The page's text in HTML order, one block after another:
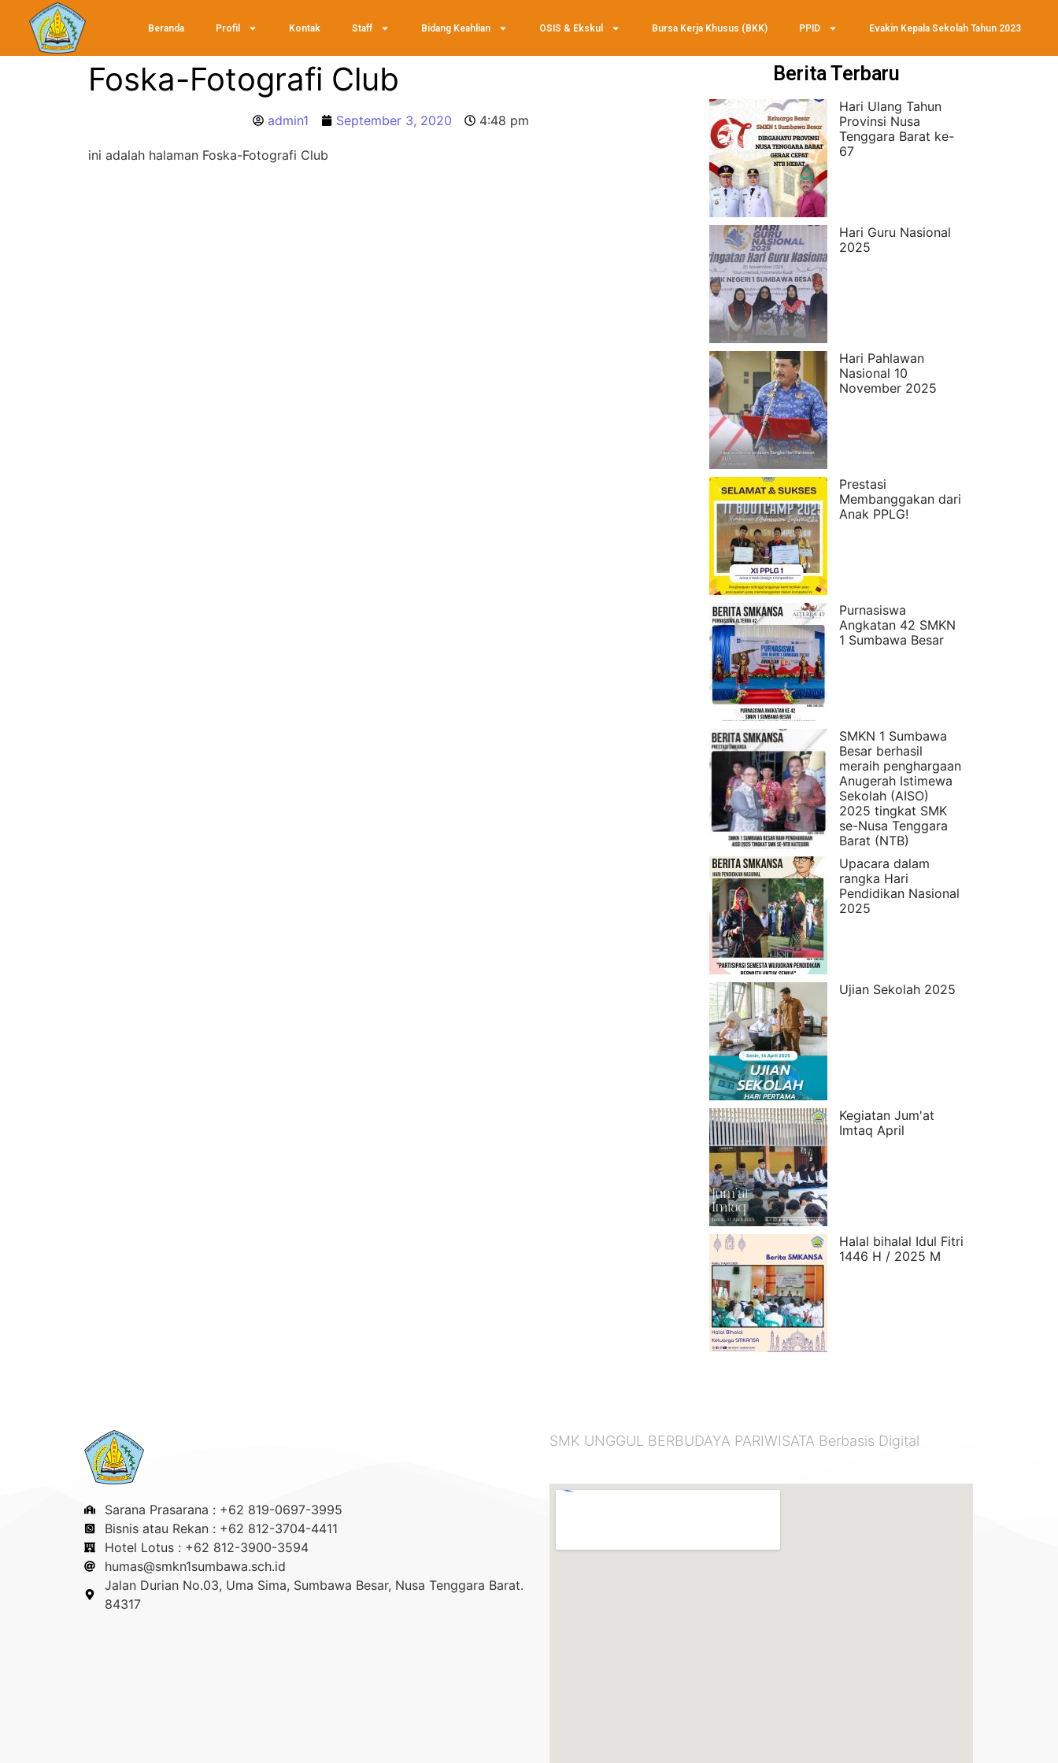
Beranda Profil Kontak Staff Bidang Keahlian OSIS & Ekskul Bursa Kerja Khusus (BKK) PPID Evakin Kepala Sekolah Tahun 2023
Foska-Fotografi Club
admin1 September 3, 2020 4:48 pm
ini adalah halaman Foska-Fotografi Club
Berita Terbaru
Hari Ulang Tahun
Provinsi Nusa
Tenggara Barat ke-
67
Hari Guru Nasional
2025
Hari Pahlawan
Nasional 10
November 2025
Prestasi
Membanggakan dari
Anak PPLG!
Purnasiswa
Angkatan 42 SMKN
1 Sumbawa Besar
SMKN 1 Sumbawa
Besar berhasil
meraih penghargaan
Anugerah Istimewa
Sekolah (AISO)
2025 tingkat SMK
se-Nusa Tenggara
Barat (NTB)
Upacara dalam
rangka Hari
Pendidikan Nasional
2025
Ujian Sekolah 2025
Kegiatan Jum'at
Imtaq April
Halal bihalal Idul Fitri
1446 H / 2025 M
Sarana Prasarana : +62 819-0697-3995
Bisnis atau Rekan : +62 812-3704-4411
Hotel Lotus : +62 812-3900-3594
humas@smkn1sumbawa.sch.id
Jalan Durian No.03, Uma Sima, Sumbawa Besar, Nusa Tenggara Barat.
84317
SMK UNGGUL BERBUDAYA PARIWISATA Berbasis Digital